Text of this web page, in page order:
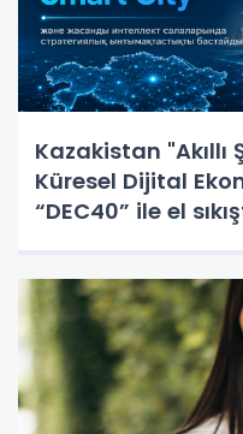
Kazakistan "Akıllı
Küresel Dijital
“DEC40” ile el